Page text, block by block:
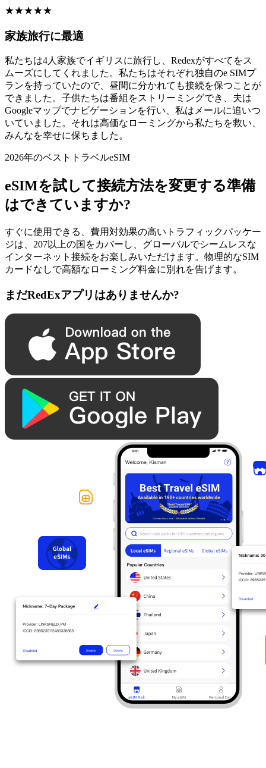
★★★★★
家族旅行に最適
私たちは4人家族でイギリスに旅行し、Redexがすべてをス
ムーズにしてくれました。私たちはそれぞれ独自のe SIMプ
ランを持っていたので、昼間に分かれても接続を保つことが
できました。子供たちは番組をストリーミングでき、夫は
Googleマップでナビゲーションを行い、私はメールに追いつ
いていました。それは高価なローミングから私たちを救い、
みんなを幸せに保ちました。
2026年のベストトラベルeSIM
eSIMを試して接続方法を変更する準備
はできていますか?
すぐに使用できる、費用対効果の高いトラフィックパッケー
ジは、207以上の国をカバーし、グローバルでシームレスな
インターネット接続をお楽しみいただけます。物理的なSIM
カードなしで高額なローミング料金に別れを告げます。
まだRedExアプリはありませんか?